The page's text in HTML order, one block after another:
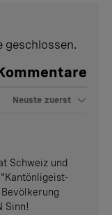
geschlossen.
Neuste zuerst
Schweiz und
Sinn!